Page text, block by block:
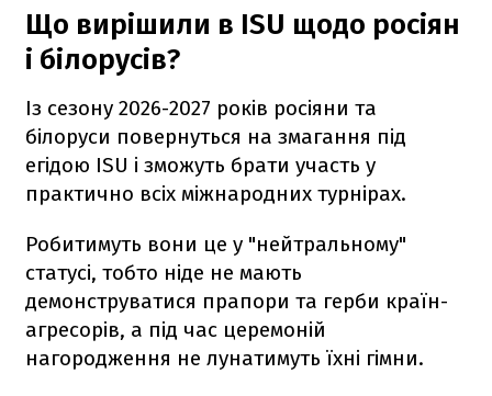
Що вирішили в ISU щодо росіян
і білорусів?
Із сезону 2026-2027 років росіяни та
білоруси повернуться на змагання під
егідою ISU і зможуть брати участь у
практично всіх міжнародних турнірах.
Робитимуть вони це у "нейтральному"
статусі, тобто ніде не мають
демонструватися прапори та герби країн-
агресорів, а під час церемоній
нагородження не лунатимуть їхні гімни.